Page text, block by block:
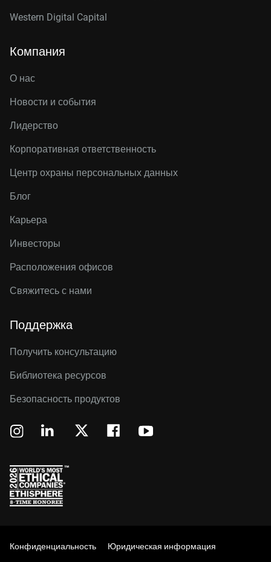
Western Digital Capital
Компания
О нас
Новости и события
Лидерство
Корпоративная ответственность
Центр охраны персональных данных
Блог
Карьера
Инвесторы
Расположения офисов
Свяжитесь с нами
Поддержка
Получить консультацию
Библиотека ресурсов
Безопасность продуктов
Конфиденциальность Юридическая информация